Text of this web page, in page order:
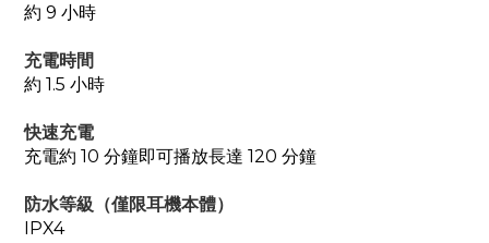
約 9 小時
充電時間
約 1.5 小時
快速充電
充電約 10 分鐘即可播放長達 120 分鐘
防水等級（僅限耳機本體）
IPX4